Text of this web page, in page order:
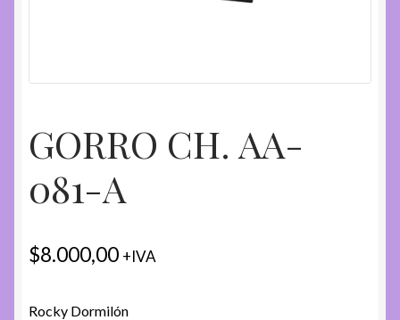
GORRO CH. AA-
081-A
$8.000,00 +IVA
Rocky Dormilón